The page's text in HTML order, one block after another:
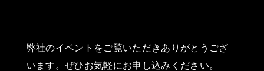
弊社のイベントをご覧いただきありがとうござ
います。ぜひお気軽にお申し込みください。